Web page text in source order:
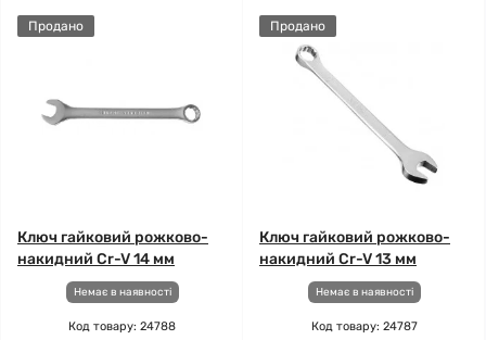
Продано
Ключ гайковий рожково-
накидний Cr-V 14 мм
Немає в наявності
Код товару: 24788
Продано
Ключ гайковий рожково-
накидний Cr-V 13 мм
Немає в наявності
Код товару: 24787